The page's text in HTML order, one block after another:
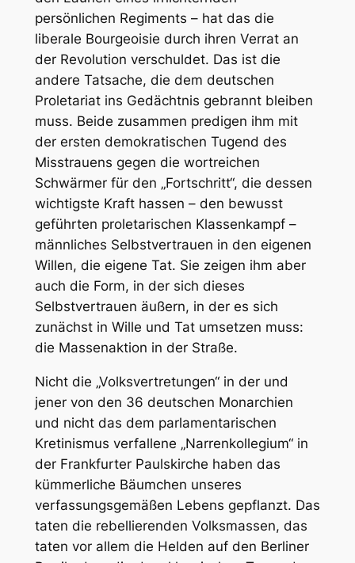
persönlichen Regiments – hat das die
liberale Bourgeoisie durch ihren Verrat an
der Revolution verschuldet. Das ist die
andere Tatsache, die dem deutschen
Proletariat ins Gedächtnis gebrannt bleiben
muss. Beide zusammen predigen ihm mit
der ersten demokratischen Tugend des
Misstrauens gegen die wortreichen
Schwärmer für den „Fortschritt“, die dessen
wichtigste Kraft hassen – den bewusst
geführten proletarischen Klassenkampf –
männliches Selbstvertrauen in den eigenen
Willen, die eigene Tat. Sie zeigen ihm aber
auch die Form, in der sich dieses
Selbstvertrauen äußern, in der es sich
zunächst in Wille und Tat umsetzen muss:
die Massenaktion in der Straße.
Nicht die „Volksvertretungen“ in der und
jener von den 36 deutschen Monarchien
und nicht das dem parlamentarischen
Kretinismus verfallene „Narrenkollegium“ in
der Frankfurter Paulskirche haben das
kümmerliche Bäumchen unseres
verfassungsgemäßen Lebens gepflanzt. Das
taten die rebellierenden Volksmassen, das
taten vor allem die Helden auf den Berliner